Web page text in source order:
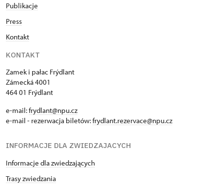
Publikacje
Press
Kontakt
KONTAKT
Zamek i pałac Frýdlant
Zámecká 4001
464 01 Frýdlant
e-mail:frydlant@npu.cz
e-mail - rezerwacja biletów:frydlant.rezervace@npu.cz
INFORMACJE DLA ZWIEDZAJACYCH
Informacje dla zwiedzających
Trasy zwiedzania